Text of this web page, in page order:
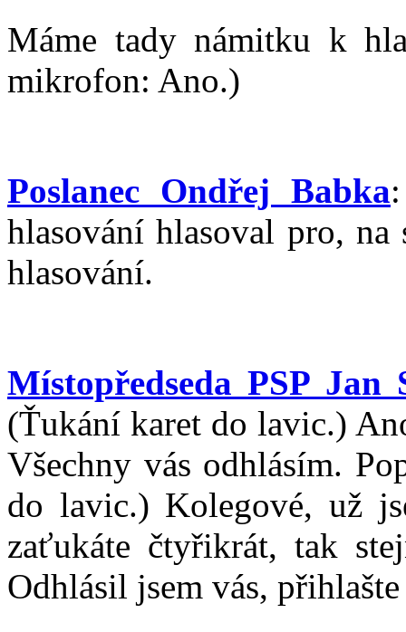
Máme tady námitku k
mikrofon: Ano.)
Poslanec Ondřej Babka
hlasování hlasoval pro,
hlasování.
Místopředseda PSP Jan
(Ťukání karet do lavic.)
Všechny vás odhlásím.
do lavic.) Kolegové, už
zaťukáte čtyřikrát, tak
Odhlásil jsem vás,